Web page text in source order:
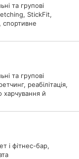
та групові
StickFit,
спортивне
та групові
реабілітація,
й
і фітнес-бар,